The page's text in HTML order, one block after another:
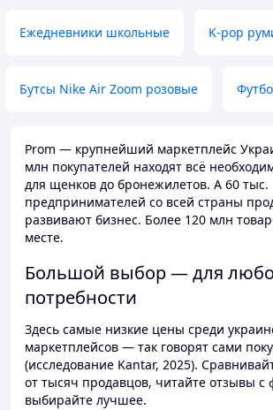
Ежедневники школьные K-pop
Бутсы Nike Air Zoom розовые
Prom — крупнейший маркетплейс
млн покупателей находят всё
для щенков до бронежилетов. А 60 тыс.
предпринимателей со всей страны
развивают бизнес. Более 120 млн
месте.
Большой выбор — для
потребности
Здесь самые низкие цены среди
маркетплейсов — так говорят сами
(исследование Kantar, 2025).
от тысяч продавцов, читайте отзывы с
выбирайте лучшее.